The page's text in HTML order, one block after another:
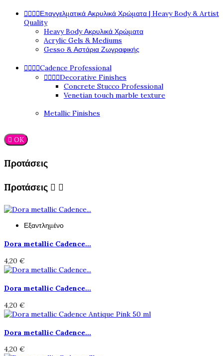
Επαγγελματικά Ακρυλικά Χρώματα | Heavy Body & Artist
Quality
Heavy Body Ακρυλικά Χρώματα
Acrylic Gels & Mediums
Gesso & Αστάρια Ζωγραφικής
Cadence Professional
Decorative Finishes
Concrete Stucco Professional
Venetian touch marble texture
Metallic Finishes
 OK
Προτάσεις
Προτάσεις  
Εξαντλημένο
Dora metallic Cadence...
4,20 €
Dora metallic Cadence...
4,20 €
Dora metallic Cadence...
4,20 €